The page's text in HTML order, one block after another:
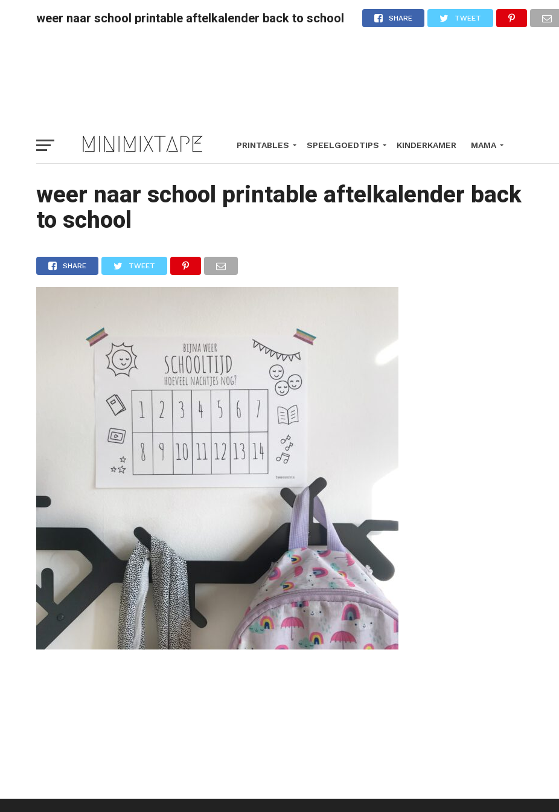
PRINTABLES SPEELGOEDTIPS KINDERKAMER MAMA
weer naar school printable aftelkalender back to school SHARE TWEET
weer naar school printable aftelkalender back
to school
SHARE TWEET